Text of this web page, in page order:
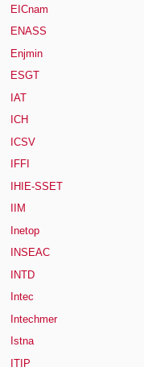
EICnam
ENASS
Enjmin
ESGT
IAT
ICH
ICSV
IFFI
IHIE-SSET
IIM
Inetop
INSEAC
INTD
Intec
Intechmer
Istna
ITIP